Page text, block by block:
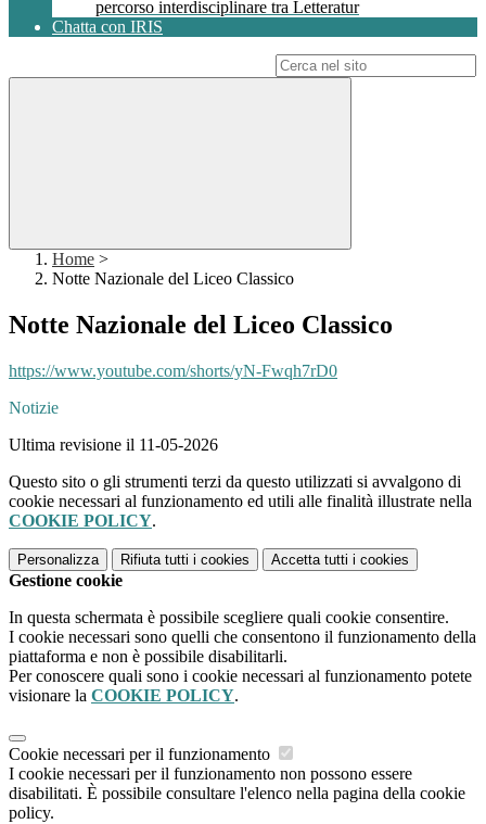
percorso interdisciplinare tra Letteratur
Chatta con IRIS
Home >
Notte Nazionale del Liceo Classico
Notte Nazionale del Liceo Classico
https://www.youtube.com/shorts/yN-Fwqh7rD0
Notizie
Ultima revisione il 11-05-2026
Questo sito o gli strumenti terzi da questo utilizzati si avvalgono di
cookie necessari al funzionamento ed utili alle finalità illustrate nella
COOKIE POLICY.
Personalizza Rifiuta tutti i cookies Accetta tutti i cookies
Gestione cookie
In questa schermata è possibile scegliere quali cookie consentire.
I cookie necessari sono quelli che consentono il funzionamento della
piattaforma e non è possibile disabilitarli.
Per conoscere quali sono i cookie necessari al funzionamento potete
visionare la COOKIE POLICY.
Cookie necessari per il funzionamento
I cookie necessari per il funzionamento non possono essere
disabilitati. È possibile consultare l'elenco nella pagina della cookie
policy.